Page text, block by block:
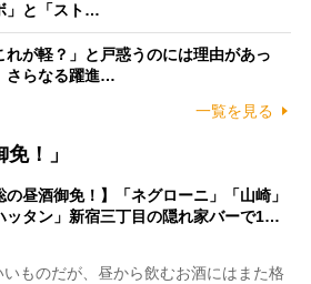
」と「スト…
が軽？」と戸惑うのには理由があっ
さらなる躍進…
一覧を見る
！」
の昼酒御免！】「ネグローニ」「山崎」
ッタン」新宿三丁目の隠れ家バーで1…
ものだが、昼から飲むお酒にはまた格